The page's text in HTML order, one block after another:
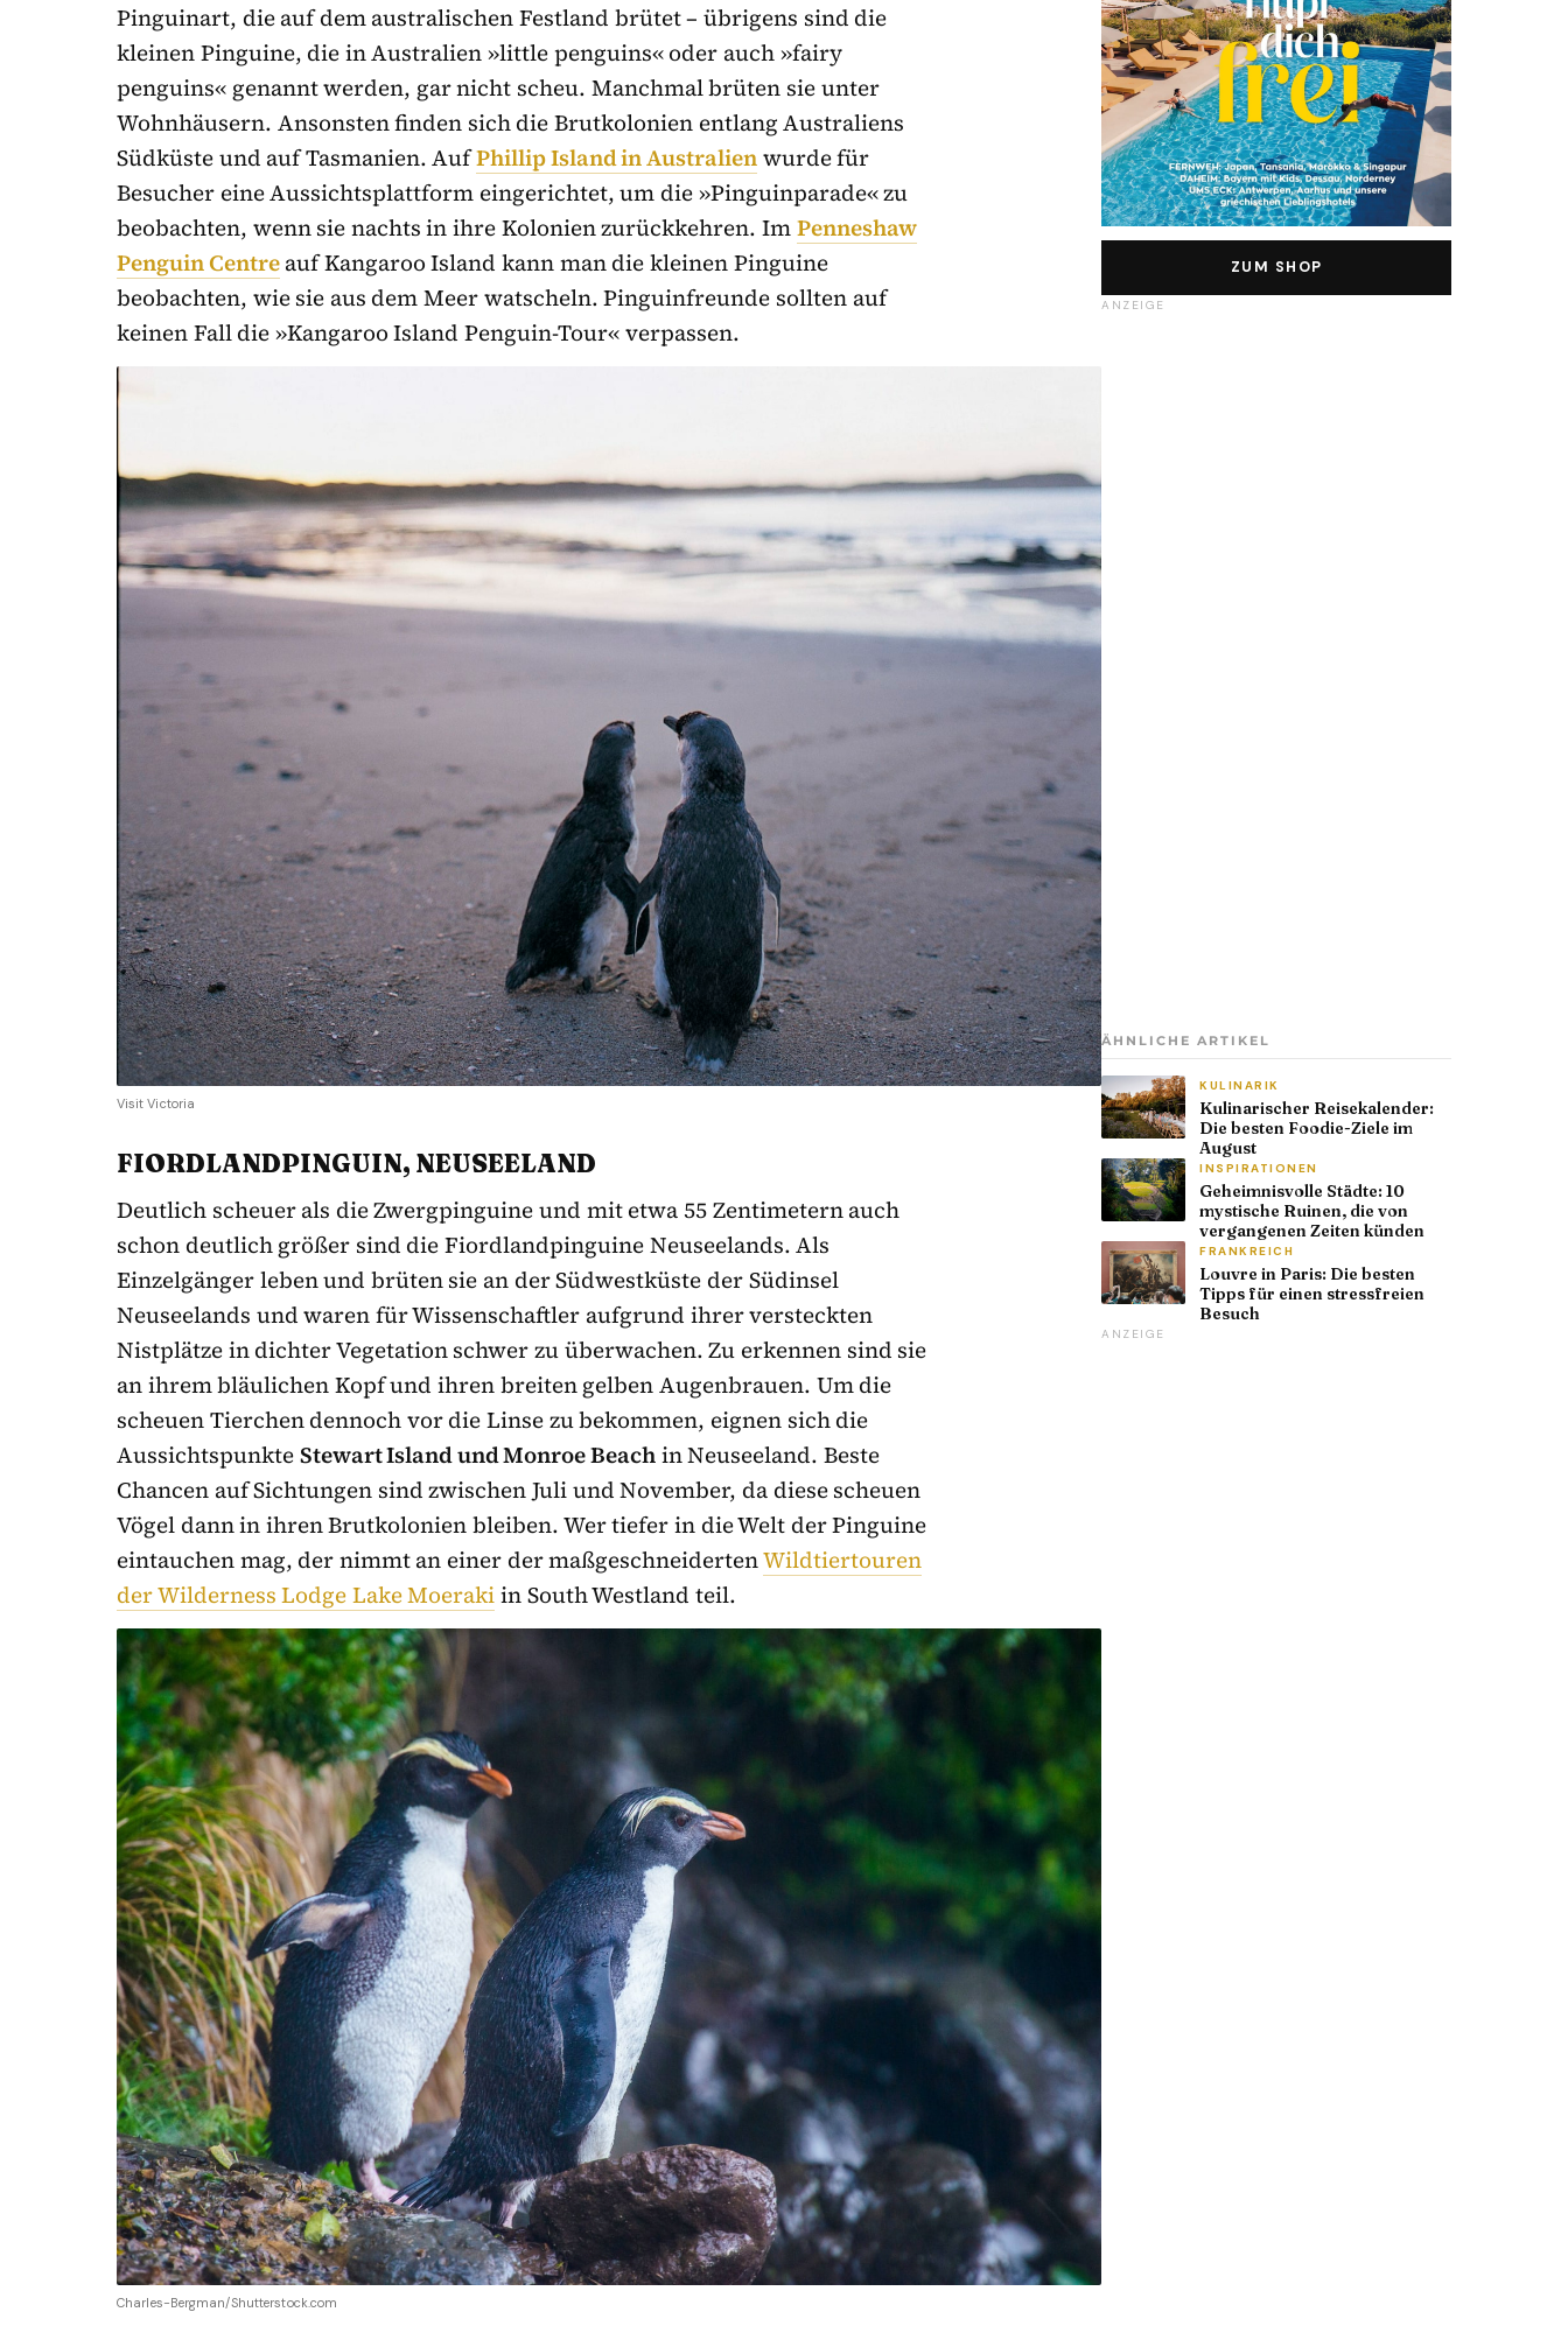
Pinguinart, die auf dem australischen Festland brütet – übrigens sind die
kleinen Pinguine, die in Australien »little penguins« oder auch »fairy
penguins« genannt werden, gar nicht scheu. Manchmal brüten sie unter
Wohnhäusern. Ansonsten finden sich die Brutkolonien entlang Australiens
Südküste und auf Tasmanien. AufPhillip Island in Australienwurde für
Besucher eine Aussichtsplattform eingerichtet, um die »Pinguinparade« zu
beobachten, wenn sie nachts in ihre Kolonien zurückkehren. ImPenneshaw
Penguin Centreauf Kangaroo Island kann man die kleinen Pinguine
beobachten, wie sie aus dem Meer watscheln. Pinguinfreunde sollten auf
keinen Fall die »Kangaroo Island Penguin-Tour« verpassen.
Visit Victoria
FIORDLANDPINGUIN, NEUSEELAND
Deutlich scheuer als die Zwergpinguine und mit etwa 55 Zentimetern auch
schon deutlich größer sind die Fiordlandpinguine Neuseelands. Als
Einzelgänger leben und brüten sie an der Südwestküste der Südinsel
Neuseelands und waren für Wissenschaftler aufgrund ihrer versteckten
Nistplätze in dichter Vegetation schwer zu überwachen. Zu erkennen sind sie
an ihrem bläulichen Kopf und ihren breiten gelben Augenbrauen. Um die
scheuen Tierchen dennoch vor die Linse zu bekommen, eignen sich die
AussichtspunkteStewart Island und Monroe Beachin Neuseeland. Beste
Chancen auf Sichtungen sind zwischen Juli und November, da diese scheuen
Vögel dann in ihren Brutkolonien bleiben. Wer tiefer in die Welt der Pinguine
eintauchen mag, der nimmt an einer der maßgeschneidertenWildtiertouren
der Wilderness Lodge Lake Moerakiin South Westland teil.
Charles-Bergman/Shutterstock.com
ZUM SHOP
ANZEIGE
ÄHNLICHE ARTIKEL
KULINARIK
Kulinarischer Reisekalender:
Die besten Foodie-Ziele im
August
INSPIRATIONEN
Geheimnisvolle Städte: 10
mystische Ruinen, die von
vergangenen Zeiten künden
FRANKREICH
Louvre in Paris: Die besten
Tipps für einen stressfreien
Besuch
ANZEIGE